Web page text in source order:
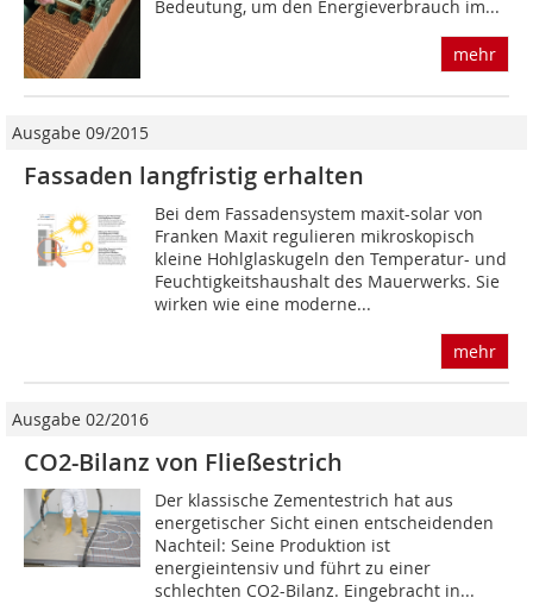
Bedeutung, um den Energieverbrauch im...
mehr
Ausgabe 09/2015
Fassaden langfristig erhalten
Bei dem Fassadensystem maxit-solar von
Franken Maxit regulieren mikroskopisch
kleine Hohlglaskugeln den Temperatur- und
Feuchtigkeitshaushalt des Mauerwerks. Sie
wirken wie eine moderne...
mehr
Ausgabe 02/2016
CO2-Bilanz von Fließestrich
Der klassische Zementestrich hat aus
energetischer Sicht einen entscheidenden
Nachteil: Seine Produktion ist
energieintensiv und führt zu einer
schlechten CO2-Bilanz. Eingebracht in...